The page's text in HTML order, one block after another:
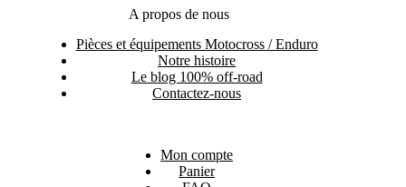
A propos de nous
Pièces et équipements Motocross / Enduro
Notre histoire
Le blog 100% off-road
Contactez-nous
Mon compte
Panier